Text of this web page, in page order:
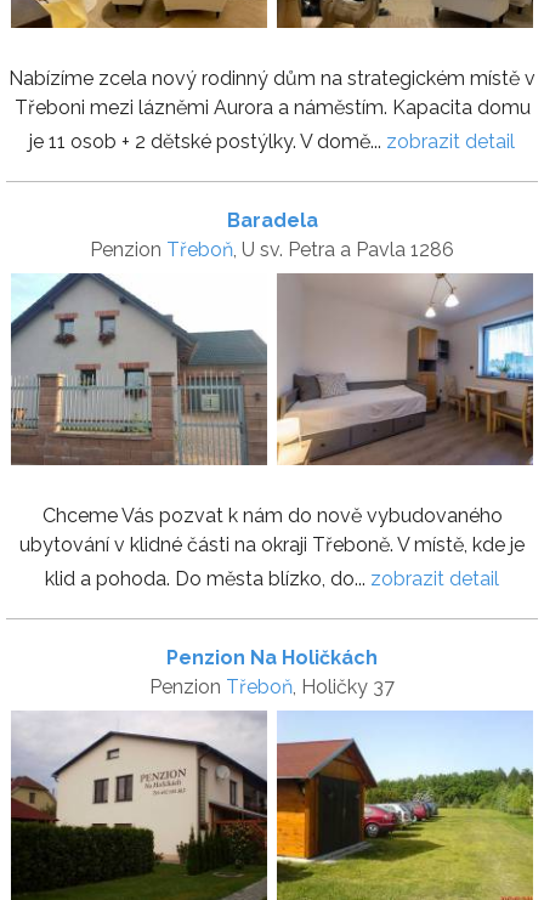
Nabízíme zcela nový rodinný dům na strategickém místě v
Třeboni mezi lázněmi Aurora a náměstím. Kapacita domu
je 11 osob + 2 dětské postýlky. V domě... zobrazit detail
Baradela
Penzion Třeboň, U sv. Petra a Pavla 1286
Chceme Vás pozvat k nám do nově vybudovaného
ubytování v klidné části na okraji Třeboně. V místě, kde je
klid a pohoda. Do města blízko, do... zobrazit detail
Penzion Na Holičkách
Penzion Třeboň, Holičky 37